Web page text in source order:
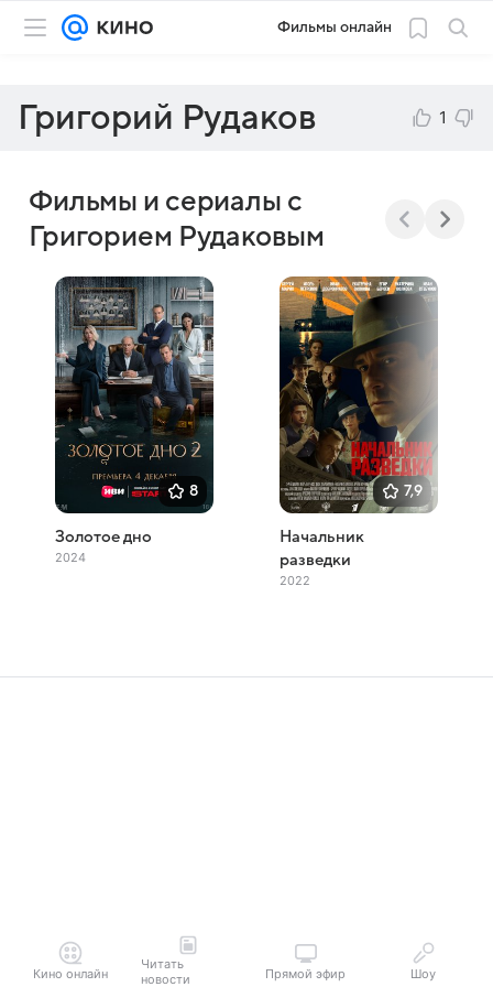
Фильмы онлайн
Григорий Рудаков 1
Фильмы и сериалы с
Григорием Рудаковым
8
Золотое дно
2024
7,9
Начальник
разведки
2022
Кино онлайн
Читать
новости
Прямой эфир Шоу